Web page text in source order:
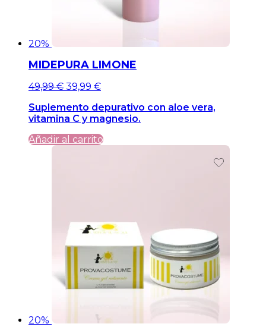
20%
MIDEPURA LIMONE
El
original
era:
49,99 €.
49,99€El
actual
es:
49,99 €.
39,99 €
Suplemento depurativo con aloe vera,
vitamina C y magnesio.
Añadir al carrito
20%